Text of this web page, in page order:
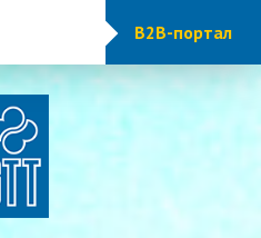
B2B-портал